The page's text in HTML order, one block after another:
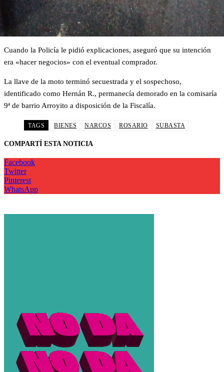
Cuando la Policía le pidió explicaciones, aseguró que su intención
era «hacer negocios» con el eventual comprador.
La llave de la moto terminó secuestrada y el sospechoso,
identificado como Hernán R., permanecía demorado en la comisaría
9ª de barrio Arroyito a disposición de la Fiscalía.
TAGS BIENES NARCOS ROSARIO SUBASTA
COMPARTÍ ESTA NOTICIA
Facebook
Twitter
Pinterest
WhatsApp